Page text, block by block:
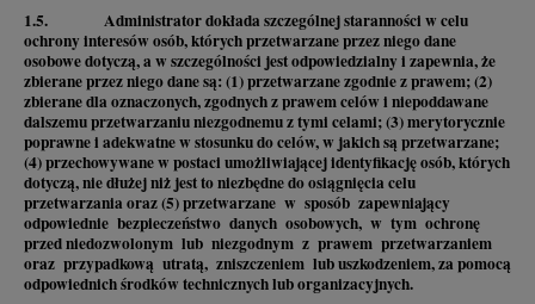
1.5. Administrator dokłada szczególnej staranności w celu
ochrony interesów osób, których przetwarzane przez niego dane
osobowe dotyczą, a w szczególności jest odpowiedzialny i zapewnia, że
zbierane przez niego dane są: (1) przetwarzane zgodnie z prawem; (2)
zbierane dla oznaczonych, zgodnych z prawem celów i niepoddawane
dalszemu przetwarzaniu niezgodnemu z tymi celami; (3) merytorycznie
poprawne i adekwatne w stosunku do celów, w jakich są przetwarzane;
(4) przechowywane w postaci umożliwiającej identyfikację osób, których
dotyczą, nie dłużej niż jest to niezbędne do osiągnięcia celu
przetwarzania oraz (5) przetwarzane w sposób zapewniający
odpowiednie bezpieczeństwo danych osobowych, w tym ochronę
przed niedozwolonym lub niezgodnym z prawem przetwarzaniem
oraz przypadkową utratą, zniszczeniem lub uszkodzeniem, za pomocą
odpowiednich środków technicznych lub organizacyjnych.